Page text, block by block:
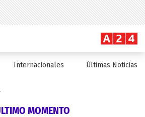
Internacionales Últimas Noticias
MOMENTO